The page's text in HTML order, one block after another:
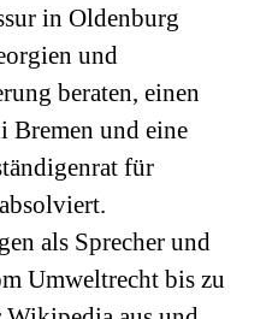
in Oldenburg
und
beraten, einen
Bremen und eine
für
als Sprecher und
Umweltrecht bis zu